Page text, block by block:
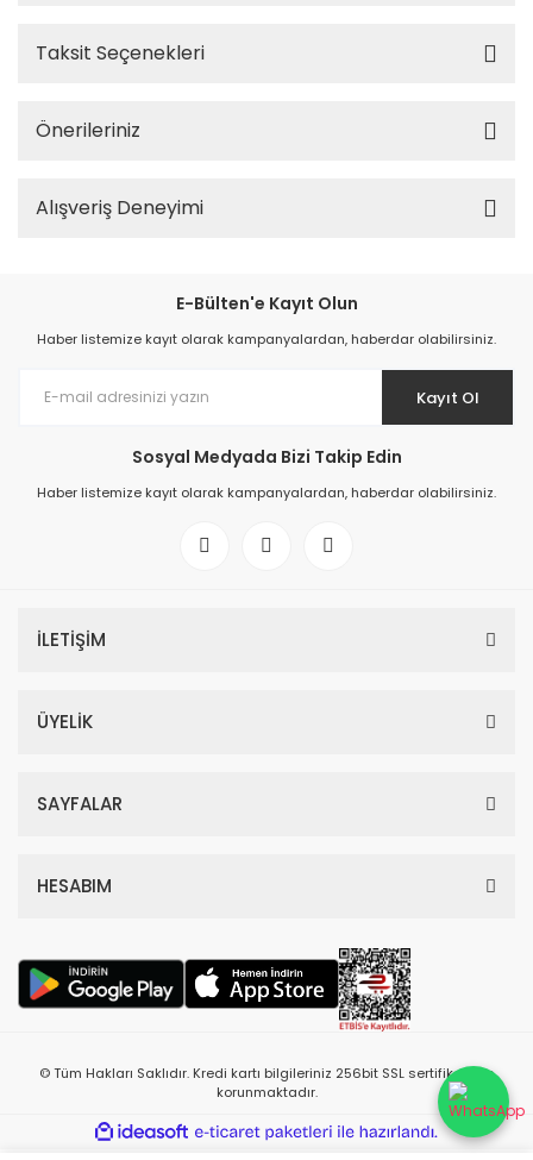
Taksit Seçenekleri
Önerileriniz
Alışveriş Deneyimi
E-Bülten'e Kayıt Olun
Haber listemize kayıt olarak kampanyalardan, haberdar olabilirsiniz.
Kayıt Ol
Sosyal Medyada Bizi Takip Edin
Haber listemize kayıt olarak kampanyalardan, haberdar olabilirsiniz.
İLETİŞİM
ÜYELİK
SAYFALAR
HESABIM
© Tüm Hakları Saklıdır. Kredi kartı bilgileriniz 256bit SSL sertifikası ile
korunmaktadır.
ideasoft
e-
ile
hazırlandı.